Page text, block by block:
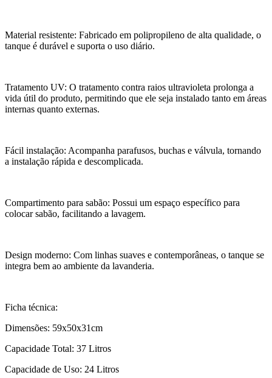
Material resistente: Fabricado em polipropileno de alta qualidade, o
tanque é durável e suporta o uso diário.
Tratamento UV: O tratamento contra raios ultravioleta prolonga a
vida útil do produto, permitindo que ele seja instalado tanto em áreas
internas quanto externas.
Fácil instalação: Acompanha parafusos, buchas e válvula, tornando
a instalação rápida e descomplicada.
Compartimento para sabão: Possui um espaço específico para
colocar sabão, facilitando a lavagem.
Design moderno: Com linhas suaves e contemporâneas, o tanque se
integra bem ao ambiente da lavanderia.
Ficha técnica:
Dimensões: 59x50x31cm
Capacidade Total: 37 Litros
Capacidade de Uso: 24 Litros